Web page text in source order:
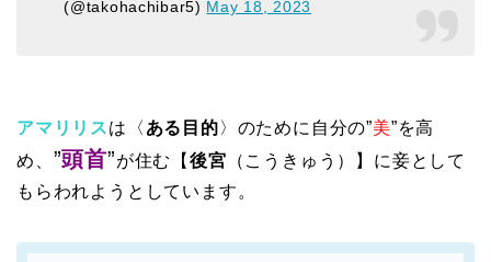
(@takohachibar5) May 18, 2023
アマリリスは〈 ある目的〉のために自分の”美”を高
め、 ”頭首”が住む【後宮 （こうきゅう）】に妾として
もらわれようとしています。